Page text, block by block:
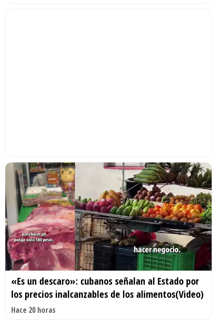
«Es un descaro»: cubanos señalan al Estado por
los precios inalcanzables de los alimentos(Video)
Hace 20 horas